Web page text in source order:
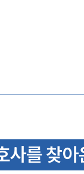
사를 찾아